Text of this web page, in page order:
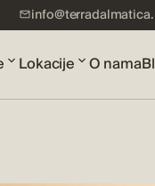
Lokacije O nama